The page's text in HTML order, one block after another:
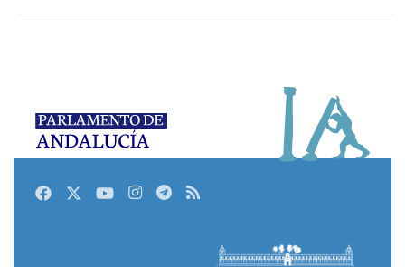
FacebookTwitterYoutubeInstagram
Telegram
RSS